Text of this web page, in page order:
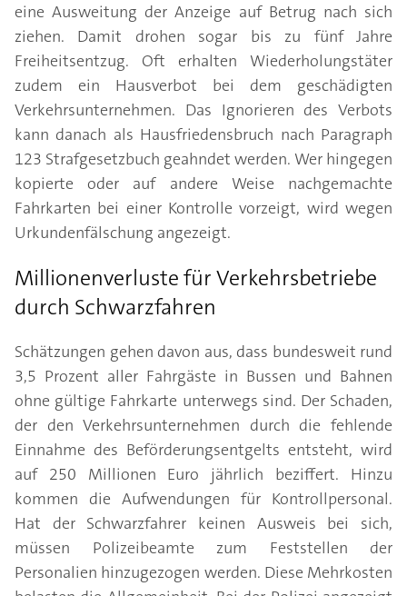
eine Ausweitung der Anzeige auf Betrug nach sich
ziehen. Damit drohen sogar bis zu fünf Jahre
Freiheitsentzug. Oft erhalten Wiederholungstäter
zudem ein Hausverbot bei dem geschädigten
Verkehrsunternehmen. Das Ignorieren des Verbots
kann danach als Hausfriedensbruch nach Paragraph
123 Strafgesetzbuch geahndet werden. Wer hingegen
kopierte oder auf andere Weise nachgemachte
Fahrkarten bei einer Kontrolle vorzeigt, wird wegen
Urkundenfälschung angezeigt.
Millionenverluste für Verkehrsbetriebe
durch Schwarzfahren
Schätzungen gehen davon aus, dass bundesweit rund
3,5 Prozent aller Fahrgäste in Bussen und Bahnen
ohne gültige Fahrkarte unterwegs sind. Der Schaden,
der den Verkehrsunternehmen durch die fehlende
Einnahme des Beförderungsentgelts entsteht, wird
auf 250 Millionen Euro jährlich beziffert. Hinzu
kommen die Aufwendungen für Kontrollpersonal.
Hat der Schwarzfahrer keinen Ausweis bei sich,
müssen Polizeibeamte zum Feststellen der
Personalien hinzugezogen werden. Diese Mehrkosten